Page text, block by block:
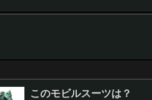
このモビルスーツは？